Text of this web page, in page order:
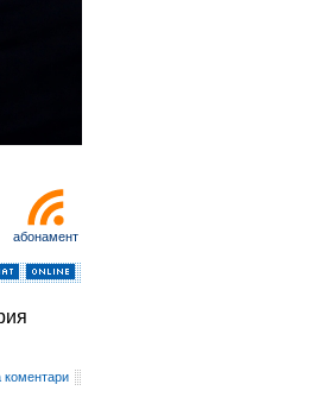
абонамент
коментари